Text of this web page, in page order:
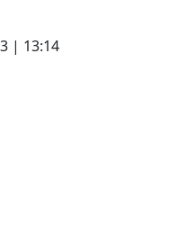
| 13:14